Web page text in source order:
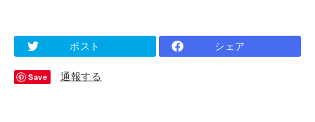
ポスト シェア
Save 通報する